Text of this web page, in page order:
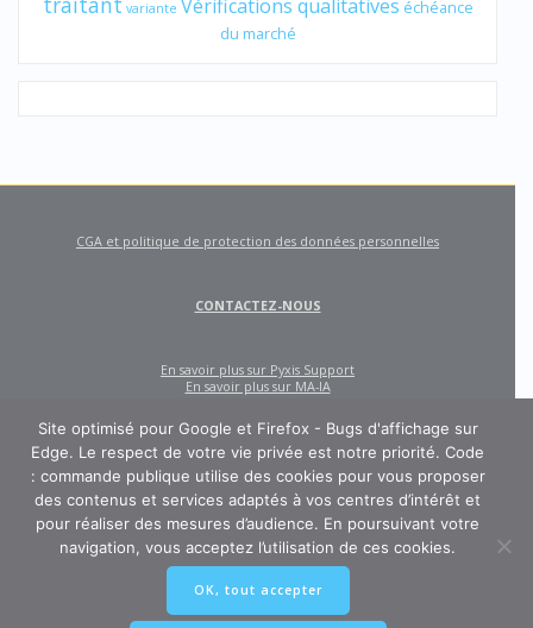
variante Vérifications qualitatives échéance
du marché
CODE : COMMANDE PUBLIQUE
Un site créé et édité par Pyxis Support, cabinet de conseil en achats et
marchés publics : AMO, Externalisation des marchés, Contract Management,
CGA et politique de protection des données personnelles
CONTACTEZ-NOUS
En savoir plus sur Pyxis Support
En savoir plus sur MA-IA
Site optimisé pour Google et Firefox - Bugs d'affichage sur
Edge. Le respect de votre vie privée est notre priorité. Code
: commande publique utilise des cookies pour vous proposer
des contenus et services adaptés à vos centres d’intérêt et
pour réaliser des mesures d’audience. En poursuivant votre
navigation, vous acceptez l’utilisation de ces cookies.
OK, tout accepter